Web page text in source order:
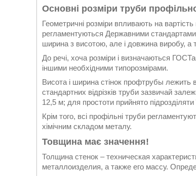
Основні розміри труби
Геометричні розміри впливають на
регламентуються Державними
ширина з висотою, але і довжина виробу, а
До речі, хоча розміри і визначаються
іншими необхідними типорозмірами.
Висота і ширина стінок профтрубы лежить
стандартних відрізків труби зазвичай
12,5 м; для простоти прийнято підрозділяти
Крім того, всі профільні труби
хімічним складом металу.
Товщина має значення!
Толщина стенок – техническая
металлоизделия, а также его массу.